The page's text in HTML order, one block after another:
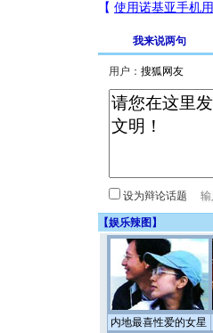
我来说两句
用户：
设为辩论话题
【娱乐辣图 】
内地最喜性爱的女星